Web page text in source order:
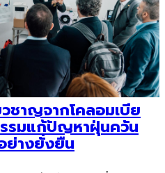
ชาญจากโคลอมเบีย
รมแก้ปัญหาฝุ่นควัน
ย่างยั่งยืน